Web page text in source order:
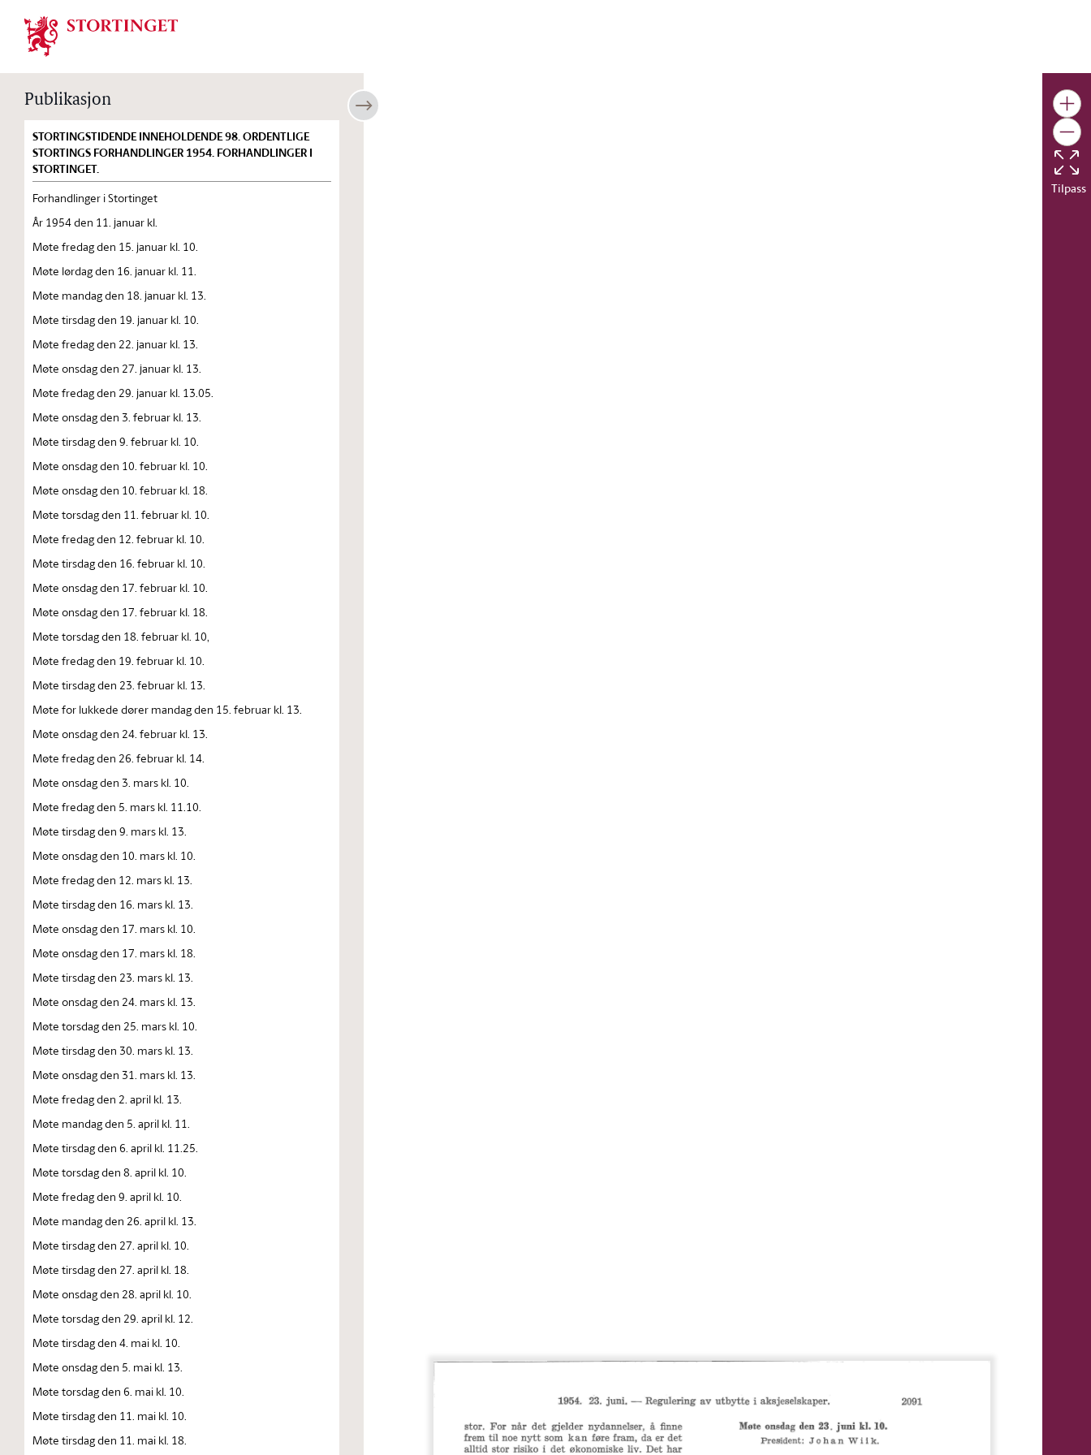
Stortinget.no
Publikasjon
STORTINGSTIDENDE INNEHOLDENDE 98. ORDENTLIGE
STORTINGS FORHANDLINGER 1954. FORHANDLINGER I
STORTINGET.
Forhandlinger i Stortinget
År 1954 den 11. januar kl.
Møte fredag den 15. januar kl. 10.
Møte lørdag den 16. januar kl. 11.
Møte mandag den 18. januar kl. 13.
Møte tirsdag den 19. januar kl. 10.
Møte fredag den 22. januar kl. 13.
Møte onsdag den 27. januar kl. 13.
Møte fredag den 29. januar kl. 13.05.
Møte onsdag den 3. februar kl. 13.
Møte tirsdag den 9. februar kl. 10.
Møte onsdag den 10. februar kl. 10.
Møte onsdag den 10. februar kl. 18.
Møte torsdag den 11. februar kl. 10.
Møte fredag den 12. februar kl. 10.
Møte tirsdag den 16. februar kl. 10.
Møte onsdag den 17. februar kl. 10.
Møte onsdag den 17. februar kl. 18.
Møte torsdag den 18. februar kl. 10,
Møte fredag den 19. februar kl. 10.
Møte tirsdag den 23. februar kl. 13.
Møte for lukkede dører mandag den 15. februar kl. 13.
Møte onsdag den 24. februar kl. 13.
Møte fredag den 26. februar kl. 14.
Møte onsdag den 3. mars kl. 10.
Møte fredag den 5. mars kl. 11.10.
Møte tirsdag den 9. mars kl. 13.
Møte onsdag den 10. mars kl. 10.
Møte fredag den 12. mars kl. 13.
Møte tirsdag den 16. mars kl. 13.
Møte onsdag den 17. mars kl. 10.
Møte onsdag den 17. mars kl. 18.
Møte tirsdag den 23. mars kl. 13.
Møte onsdag den 24. mars kl. 13.
Møte torsdag den 25. mars kl. 10.
Møte tirsdag den 30. mars kl. 13.
Møte onsdag den 31. mars kl. 13.
Møte fredag den 2. april kl. 13.
Møte mandag den 5. april kl. 11.
Møte tirsdag den 6. april kl. 11.25.
Møte torsdag den 8. april kl. 10.
Møte fredag den 9. april kl. 10.
Møte mandag den 26. april kl. 13.
Møte tirsdag den 27. april kl. 10.
Møte tirsdag den 27. april kl. 18.
Møte onsdag den 28. april kl. 10.
Møte torsdag den 29. april kl. 12.
Møte tirsdag den 4. mai kl. 10.
Møte onsdag den 5. mai kl. 13.
Møte torsdag den 6. mai kl. 10.
Møte tirsdag den 11. mai kl. 10.
Møte tirsdag den 11. mai kl. 18.